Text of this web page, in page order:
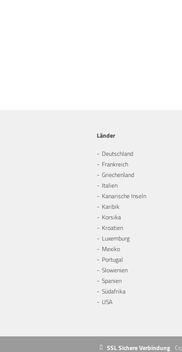
Länder
Deutschland
Frankreich
Griechenland
Italien
Kanarische Inseln
Karibik
Korsika
Kroatien
Luxemburg
Mexiko
Portugal
Slowenien
Spanien
Südafrika
USA
SSL Sichere Verbindung